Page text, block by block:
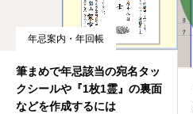
年忌案内・年回帳
筆まめで年忌該当の宛名タッ
クシールや『1枚1霊』の裏面
などを作成するには